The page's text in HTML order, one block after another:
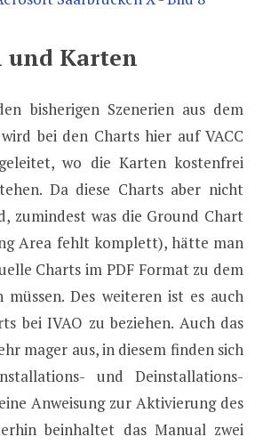
und Karten
bisherigen Szenerien aus dem
bei den Charts hier auf VACC
wo die Karten kostenfrei
Da diese Charts aber nicht
zumindest was die Ground Chart
Area fehlt komplett), hätte man
Charts im PDF Format zu dem
müssen. Des weiteren ist es auch
bei IVAO zu beziehen. Auch das
mager aus, in diesem finden sich
und Deinstallations-
Anweisung zur Aktivierung des
beinhaltet das Manual zwei